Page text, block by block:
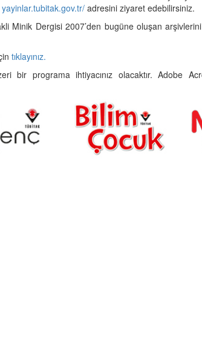
yayinlar.tubitak.gov.tr/ adresini ziyaret edebilirsiniz.
Dergisi 2007’den bugüne oluşan arşivlerini
tıklayınız.
programa ihtiyacınız olacaktır. Adobe